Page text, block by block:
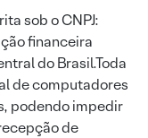
sob o CNPJ:
financeira
do Brasil.Toda
de computadores
podendo impedir
de